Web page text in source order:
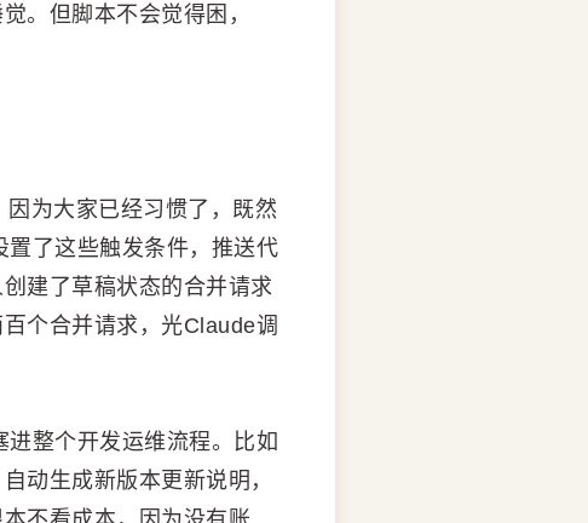
。但脚本不会觉得困，
为大家已经习惯了，既然
了这些触发条件，推送代
建了草稿状态的合并请求
个合并请求，光Claude调
整个开发运维流程。比如
动生成新版本更新说明，